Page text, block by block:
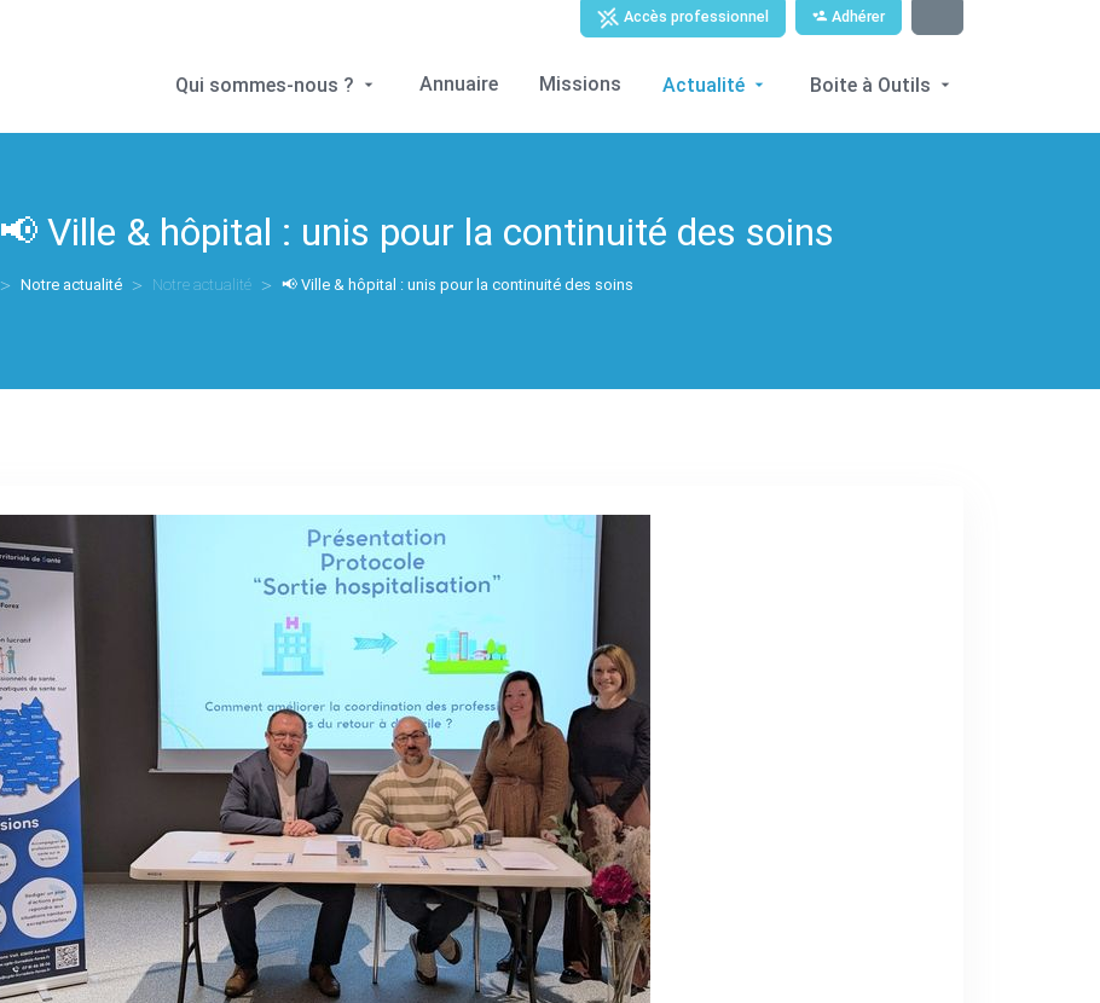
Accès professionnel Adhérer
Qui sommes-nous ? Annuaire Missions Actualité Boite à Outils
📢 Ville & hôpital : unis pour la continuité des soins
Notre actualité Notre actualité 📢 Ville & hôpital : unis pour la continuité des soins